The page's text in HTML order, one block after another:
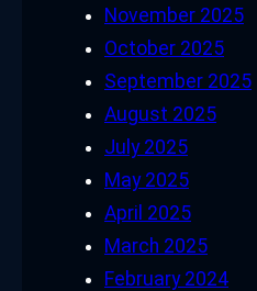
November 2025
October 2025
September 2025
August 2025
July 2025
May 2025
April 2025
March 2025
February 2024